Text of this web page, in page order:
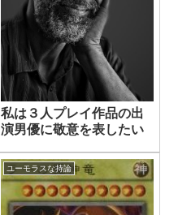
私は３人プレイ作品の出
演男優に敬意を表したい
ユーモラスな持論